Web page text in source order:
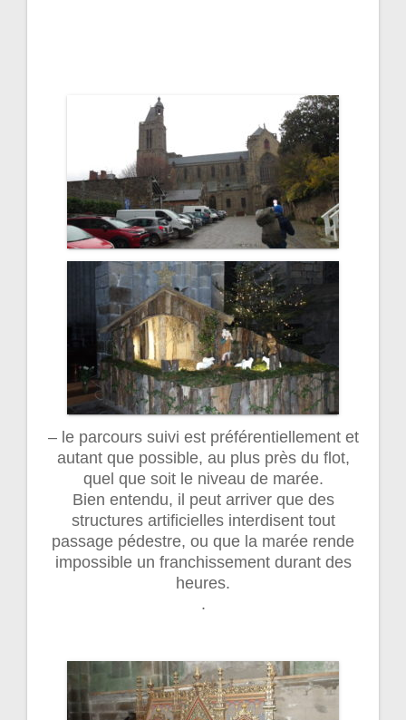
– le parcours suivi est préférentiellement et
autant que possible, au plus près du flot,
quel que soit le niveau de marée.
Bien entendu, il peut arriver que des
structures artificielles interdisent tout
passage pédestre, ou que la marée rende
impossible un franchissement durant des
heures.
.